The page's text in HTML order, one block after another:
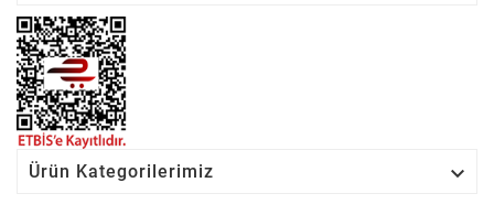
Ürün Kategorilerimiz 